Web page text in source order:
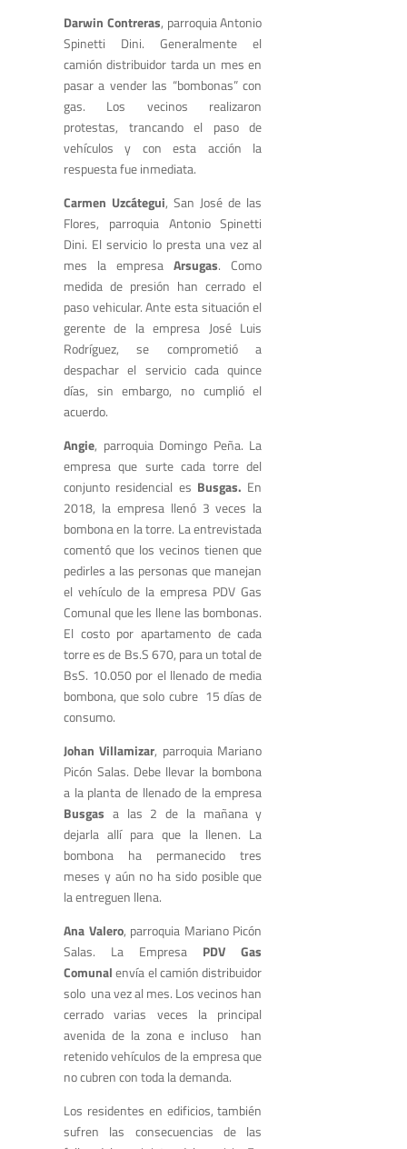
Darwin Contreras, parroquia Antonio
Spinetti Dini. Generalmente el
camión distribuidor tarda un mes en
pasar a vender las “bombonas” con
gas. Los vecinos realizaron
protestas, trancando el paso de
vehículos y con esta acción la
respuesta fue inmediata.
Carmen Uzcátegui, San José de las
Flores, parroquia Antonio Spinetti
Dini. El servicio lo presta una vez al
mes la empresaArsugas. Como
medida de presión han cerrado el
paso vehicular. Ante esta situación el
gerente de la empresa José Luis
Rodríguez, se comprometió a
despachar el servicio cada quince
días, sin embargo, no cumplió el
acuerdo.
Angie, parroquia Domingo Peña. La
empresa que surte cada torre del
conjunto residencial es Busgas. En
2018, la empresa llenó 3 veces la
bombona en la torre. La entrevistada
comentó que los vecinos tienen que
pedirles a las personas que manejan
el vehículo de la empresa PDV Gas
Comunal que les llene las bombonas.
El costo por apartamento de cada
torre es de Bs.S 670, para un total de
BsS. 10.050 por el llenado de media
bombona, que solo cubre 15 días de
consumo.
Johan Villamizar, parroquia Mariano
Picón Salas. Debe llevar la bombona
a la planta de llenado de la empresa
Busgas a las 2 de la mañana y
dejarla allí para que la llenen. La
bombona ha permanecido tres
meses y aún no ha sido posible que
la entreguen llena.
Ana Valero, parroquia Mariano Picón
Salas. La Empresa PDV Gas
Comunalenvía el camión distribuidor
solo una vez al mes. Los vecinos han
cerrado varias veces la principal
avenida de la zona e incluso han
retenido vehículos de la empresa que
no cubren con toda la demanda.
Los residentes en edificios, también
sufren las consecuencias de las